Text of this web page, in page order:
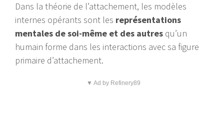
Dans la théorie de l’attachement, les modèles
internes opérants sont les représentations
mentales de soi-même et des autres qu’un
humain forme dans les interactions avec sa figure
primaire d’attachement.
▼ Ad by Refinery89